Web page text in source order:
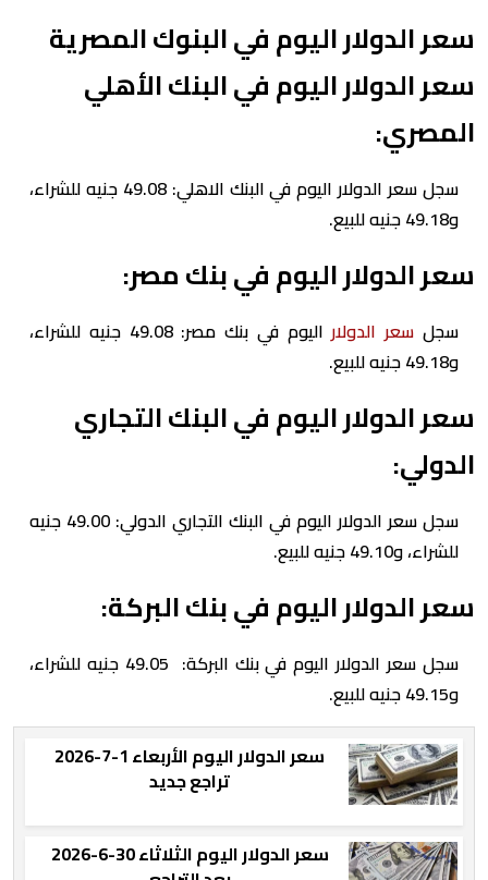
سعر الدولار اليوم في البنوك المصرية
سعر الدولار اليوم في البنك الأهلي
المصري:
سجل سعر الدولار اليوم في البنك الاهلي: 49.08 جنيه للشراء،
و49.18 جنيه للبيع.
سعر الدولار اليوم في بنك مصر:
سجل سعر الدولار
اليوم في بنك مصر: 49.08 جنيه للشراء،
و49.18 جنيه للبيع.
سعر الدولار اليوم في البنك التجاري
الدولي:
سجل سعر الدولار اليوم في البنك التجاري الدولي: 49.00 جنيه
للشراء، و49.10 جنيه للبيع.
سعر الدولار اليوم في بنك البركة:
سجل سعر الدولار اليوم في بنك البركة: 49.05 جنيه للشراء،
و49.15 جنيه للبيع.
سعر الدولار اليوم الأربعاء 1-7-2026
تراجع جديد
سعر الدولار اليوم الثلاثاء 30-6-2026